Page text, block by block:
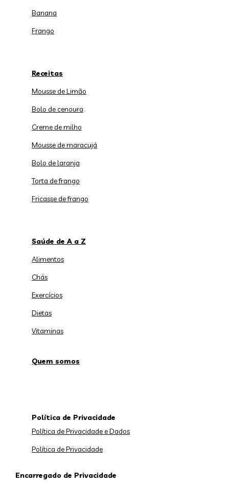
Banana
Frango
Receitas
Mousse de Limão
Bolo de cenoura
Creme de milho
Mousse de maracujá
Bolo de laranja
Torta de frango
Fricasse de frango
Saúde de A a Z
Alimentos
Chás
Exercícios
Dietas
Vitaminas
Quem somos
Política de Privacidade
Política de Privacidade e Dados
Política de Privacidade
Encarregado de Privacidade